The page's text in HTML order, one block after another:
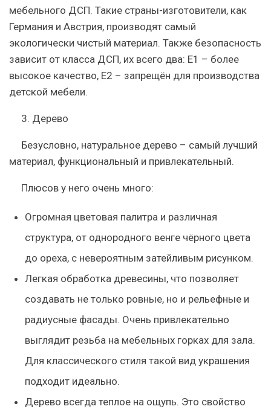
мебельного ДСП. Такие страны-изготовители, как
Германия и Австрия, производят самый
экологически чистый материал. Также безопасность
зависит от класса ДСП, их всего два: Е1 – более
высокое качество, Е2 – запрещён для производства
детской мебели.
3. Дерево
Безусловно, натуральное дерево – самый лучший
материал, функциональный и привлекательный.
Плюсов у него очень много:
Огромная цветовая палитра и различная
структура, от однородного венге чёрного цвета
до ореха, с невероятным затейливым рисунком.
Легкая обработка древесины, что позволяет
создавать не только ровные, но и рельефные и
радиусные фасады. Очень привлекательно
выглядит резьба на мебельных горках для зала.
Для классического стиля такой вид украшения
подходит идеально.
Дерево всегда теплое на ощупь. Это свойство